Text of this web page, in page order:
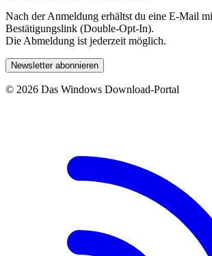
Nach der Anmeldung erhältst du eine E-Mail
Bestätigungslink (Double-Opt-In).
Die Abmeldung ist jederzeit möglich.
Newsletter abonnieren
© 2026 Das Windows Download-Portal